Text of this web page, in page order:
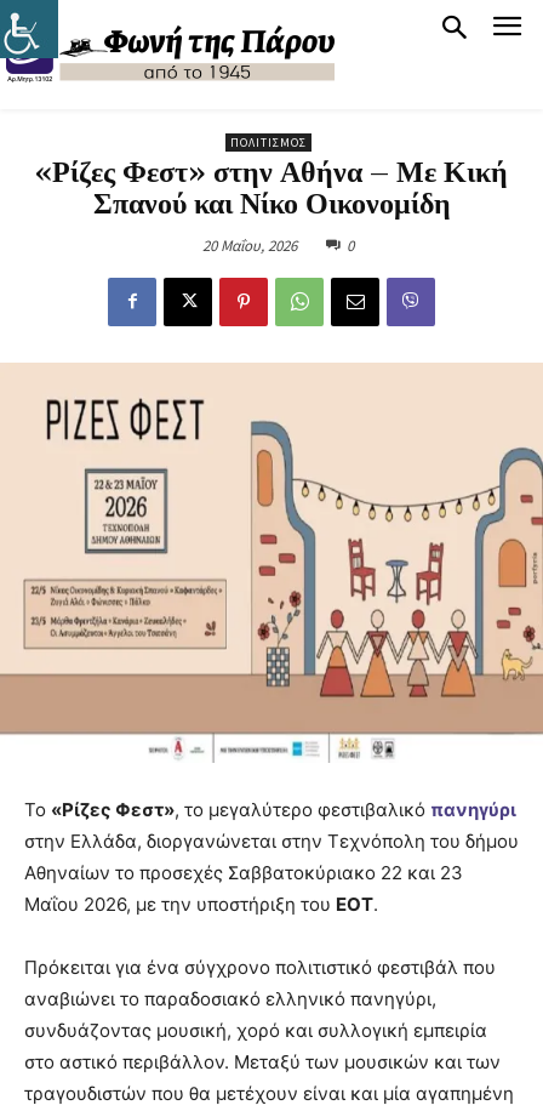
ΠΟΛΙΤΙΣΜΌΣ
«Ρίζες Φεστ» στην Αθήνα – Με Κική
Σπανού και Νίκο Οικονομίδη
20 Μαΐου, 2026 0
Το «Ρίζες Φεστ», το μεγαλύτερο φεστιβαλικό πανηγύρι
στην Ελλάδα, διοργανώνεται στην Τεχνόπολη του δήμου
Αθηναίων το προσεχές Σαββατοκύριακο 22 και 23
Μαΐου 2026, με την υποστήριξη του ΕΟΤ.
Πρόκειται για ένα σύγχρονο πολιτιστικό φεστιβάλ που
αναβιώνει το παραδοσιακό ελληνικό πανηγύρι,
συνδυάζοντας μουσική, χορό και συλλογική εμπειρία
στο αστικό περιβάλλον. Μεταξύ των μουσικών και των
τραγουδιστών που θα μετέχουν είναι και μία αγαπημένη